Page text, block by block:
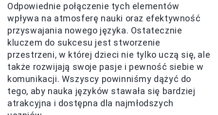
Odpowiednie połączenie tych elementów
wpływa na atmosferę nauki oraz efektywność
przyswajania nowego języka. Ostatecznie
kluczem do sukcesu jest stworzenie
przestrzeni, w której dzieci nie tylko uczą się, ale
także rozwijają swoje pasje i pewność siebie w
komunikacji. Wszyscy powinniśmy dążyć do
tego, aby nauka języków stawała się bardziej
atrakcyjna i dostępna dla najmłodszych